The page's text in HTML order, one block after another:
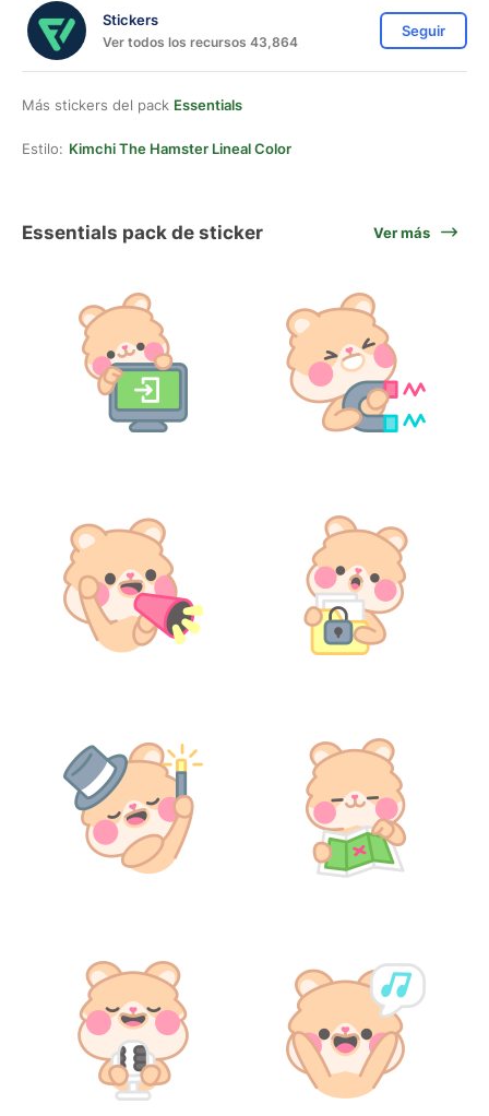
Stickers
Ver todos los recursos 43,864
Seguir
Más stickers del pack Essentials
Estilo: Kimchi The Hamster Lineal Color
Essentials pack de sticker Ver más